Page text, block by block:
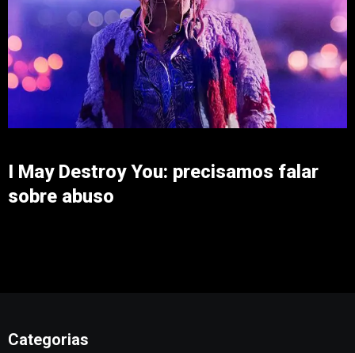
I May Destroy You: precisamos falar
sobre abuso
Categorias